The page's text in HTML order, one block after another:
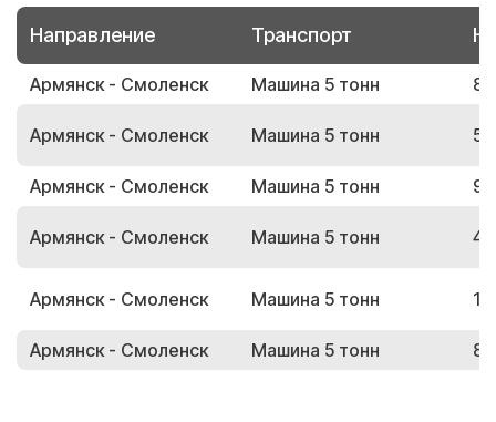
Направление Транспорт
Армянск - Смоленск Машина 5 тонн
Армянск - Смоленск Машина 5 тонн
Армянск - Смоленск Машина 5 тонн
Армянск - Смоленск Машина 5 тонн
Армянск - Смоленск Машина 5 тонн
Армянск - Смоленск Машина 5 тонн